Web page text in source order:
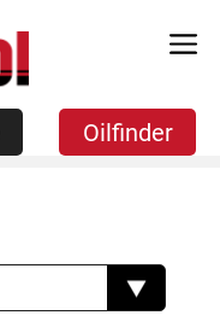
Oilfinder
Oilfinder